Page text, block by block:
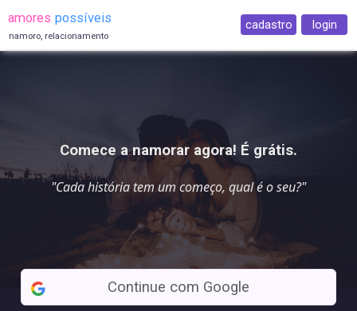
amores possíveis
namoro, relacionamento
cadastro login
Comece a namorar agora! É grátis.
"Cada história tem um começo, qual é o seu?"
Continue com Google